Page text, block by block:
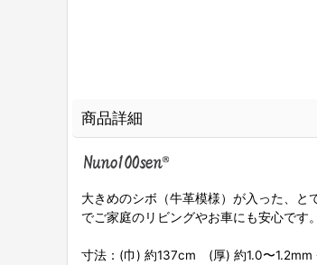
商品詳細
大きめのシボ（牛革模様）が入った、
でご家庭のリビングやお車にも安心です。
寸法：(巾) 約137cm (厚) 約1.0〜1.2mm